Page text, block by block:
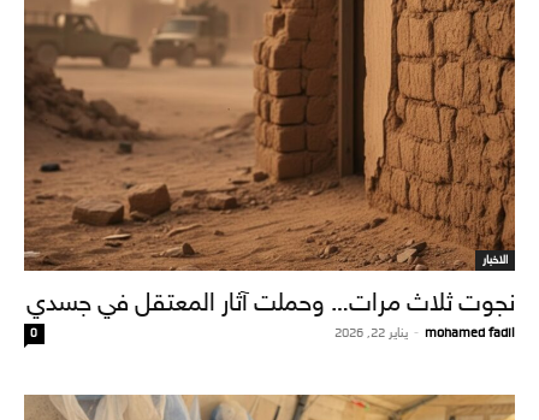
الاخبار
نجوت ثلاث مرات… وحملت آثار المعتقل في جسدي
mohamed fadil
- يناير 22, 2026 0